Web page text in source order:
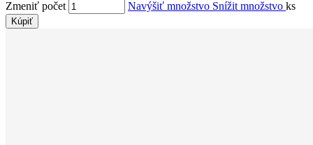
Zmeniť počet Navýšiť množstvo Snížit množstvo ks
Kúpiť